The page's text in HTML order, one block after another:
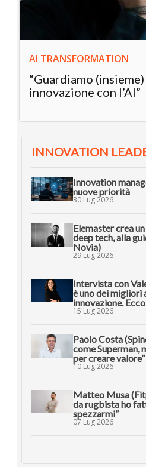
AI TRANSFORMATION
“Guardiamo
innovazione con l’AI”
INNOVATION
Innovation
nuove priorità
30 Lug 2026
Elemaster crea
deep tech, alla
Novia)
29 Lug 2026
Intervista con
è uno dei migliori
innovazione.
15 Lug 2026
Paolo Costa
come Superman,
per creare valore”
10 Lug 2026
Matteo Musa
da rugbista ho
spezzarmi”
07 Lug 2026